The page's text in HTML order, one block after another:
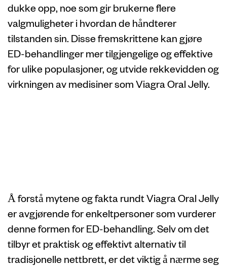
dukke opp, noe som gir brukerne flere
valgmuligheter i hvordan de håndterer
tilstanden sin. Disse fremskrittene kan gjøre
ED-behandlinger mer tilgjengelige og effektive
for ulike populasjoner, og utvide rekkevidden og
virkningen av medisiner som Viagra Oral Jelly.
Å forstå mytene og fakta rundt Viagra Oral Jelly
er avgjørende for enkeltpersoner som vurderer
denne formen for ED-behandling. Selv om det
tilbyr et praktisk og effektivt alternativ til
tradisjonelle nettbrett, er det viktig å nærme seg